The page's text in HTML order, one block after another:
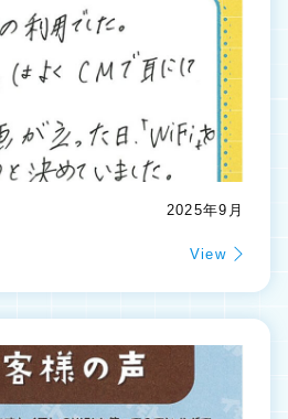
2025年9月
View